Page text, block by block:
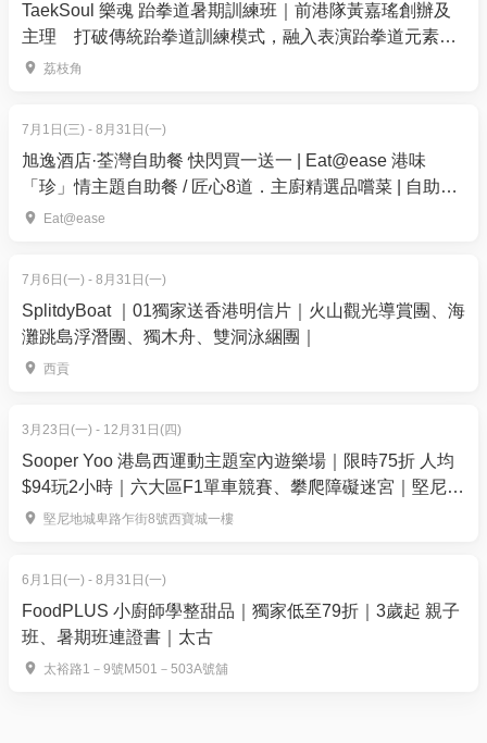
TaekSoul 樂魂 跆拳道暑期訓練班｜前港隊黃嘉瑤創辦及
主理 打破傳統跆拳道訓練模式，融入表演跆拳道元素｜
獨家9折 連證書 | 3-12歲 | 荔枝角、灣仔【推廣碼減$50】
荔枝角
7月1日(三) - 8月31日(一)
旭逸酒店·荃灣自助餐 快閃買一送一 | Eat@ease 港味
「珍」情主題自助餐 / 匠心8道．主廚精選品嚐菜 | 自助餐
優惠2026
Eat@ease
7月6日(一) - 8月31日(一)
SplitdyBoat ｜01獨家送香港明信片｜火山觀光導賞團、海
灘跳島浮潛團、獨木舟、雙洞泳綑團｜
西貢
3月23日(一) - 12月31日(四)
Sooper Yoo 港島西運動主題室內遊樂場｜限時75折 人均
$94玩2小時｜六大區F1單車競賽、攀爬障礙迷宮｜堅尼地
城 堅尼地城卑路乍街8號西寶城一樓
6月1日(一) - 8月31日(一)
FoodPLUS 小廚師學整甜品｜獨家低至79折｜3歲起 親子
班、暑期班連證書｜太古
太裕路1－9號M501－503A號舖